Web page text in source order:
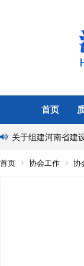
首页
关于组建河南省建
首页 协会工作 协